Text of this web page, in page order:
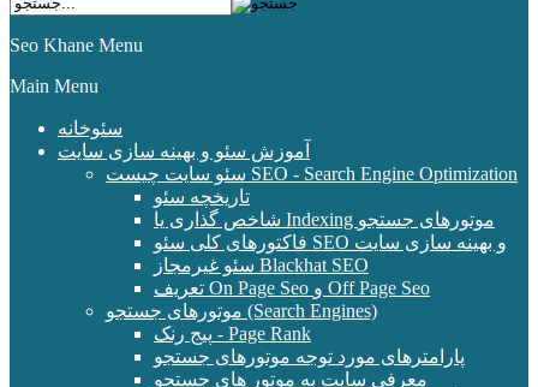
Seo Khane Menu
Main Menu
سئوخانه
آموزش سئو و بهینه سازی سایت
سئو سایت چیست SEO - Search Engine Optimization
تاریخچه سئو
شاخص گذاری یا Indexing موتورهای جستجو
فاکتورهای کلی سئو SEO و بهینه سازی سایت
سئو غیرمجاز Blackhat SEO
تعریف On Page Seo و Off Page Seo
موتورهای جستجو (Search Engines)
پیج رنک - Page Rank
پارامترهای مورد توجه موتورهای جستجو
معرفی سایت به موتور های جستجو